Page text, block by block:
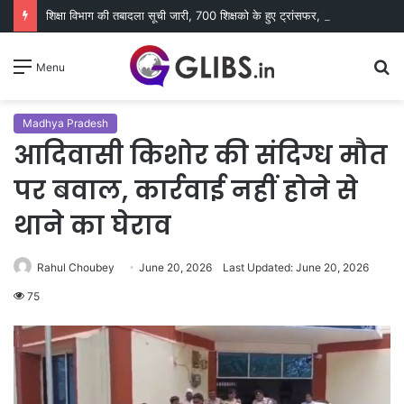
Menu
Madhya Pradesh
आदिवासी किशोर की संदिग्ध मौत
पर बवाल, कार्रवाई नहीं होने से
थाने का घेराव
Rahul Choubey June 20, 2026 Last Updated: June 20, 2026
75